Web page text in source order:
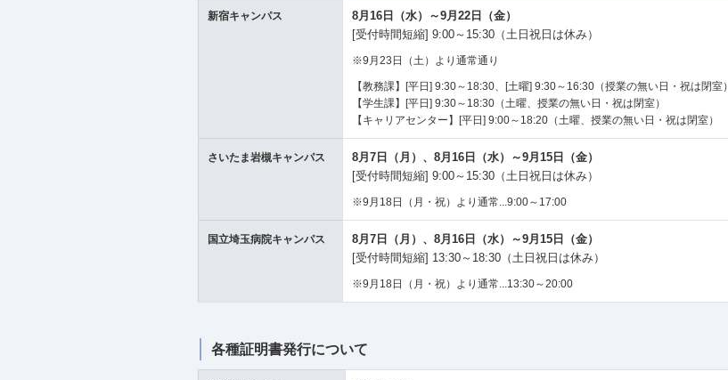
新宿キャンパス
8月16日（水）～9月22日（金）
[受付時間短縮] 9:00～15:30（土日祝日は休み）
※9月23日（土）より通常通り
【教務課】[平日] 9:30～18:30、[土曜] 9:30～16:30 （授業の無い日・祝は閉室）
【学生課】[平日] 9:30～18:30 （土曜、授業の無い日・祝は閉室）
【キャリアセンター】[平日] 9:00～18:20 （土曜、授業の無い日・祝は閉室）
さいたま岩槻キャンパス
8月7日（月）、8月16日（水）～9月15日（金）
[受付時間短縮] 9:00～15:30（土日祝日は休み）
※9月18日（月・祝）より通常...9:00～17:00
国立埼玉病院キャンパス
8月7日（月）、8月16日（水）～9月15日（金）
[受付時間短縮] 13:30～18:30（土日祝日は休み）
※9月18日（月・祝）より通常...13:30～20:00
各種証明書発行について